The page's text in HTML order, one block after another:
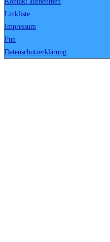
Linkliste
Impressum
Fun
Datenschutzerklärung